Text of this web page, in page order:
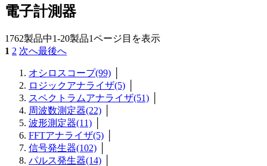
電子計測器
1762製品中1-20製品1ページ目を表示
1 2 次へ最後へ
オシロスコープ(99)
ロジックアナライザ(5)
スペクトラムアナライザ(51)
周波数測定器(22)
波形測定器(11)
FFTアナライザ(5)
信号発生器(102)
パルス発生器(14)